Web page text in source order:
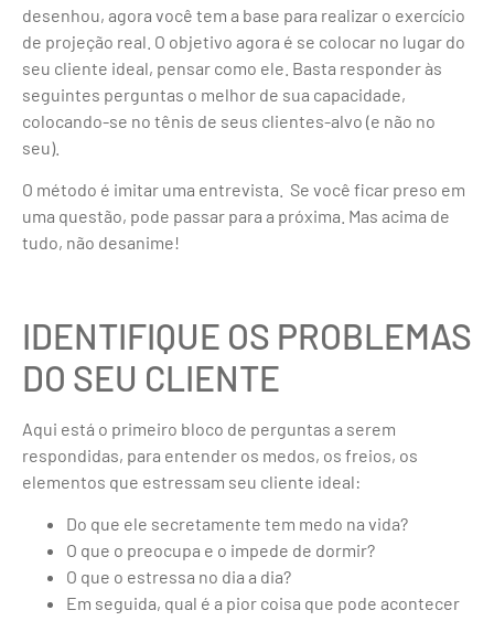
desenhou, agora você tem a base para realizar o exercício
de projeção real. O objetivo agora é se colocar no lugar do
seu cliente ideal, pensar como ele. Basta responder às
seguintes perguntas o melhor de sua capacidade,
colocando-se no tênis de seus clientes-alvo (e não no
seu).
O método é imitar uma entrevista. Se você ficar preso em
uma questão, pode passar para a próxima. Mas acima de
tudo, não desanime!
IDENTIFIQUE OS PROBLEMAS
DO SEU CLIENTE
Aqui está o primeiro bloco de perguntas a serem
respondidas, para entender os medos, os freios, os
elementos que estressam seu cliente ideal:
Do que ele secretamente tem medo na vida?
O que o preocupa e o impede de dormir?
O que o estressa no dia a dia?
Em seguida, qual é a pior coisa que pode acontecer